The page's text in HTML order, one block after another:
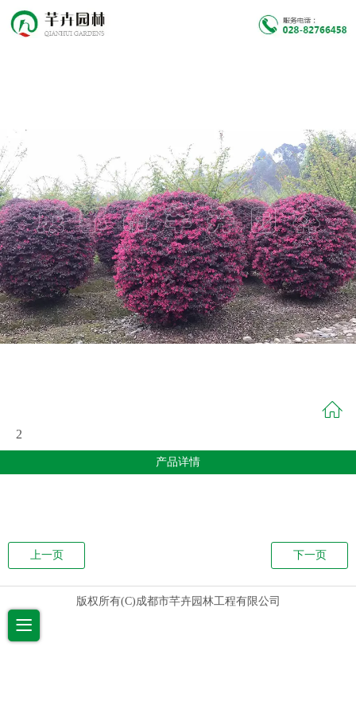
2
产品详情
上一页 下一页
版权所有(C)成都市芊卉园林工程有限公司